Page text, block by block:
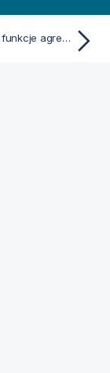
Statystyczne funkcje agregacji